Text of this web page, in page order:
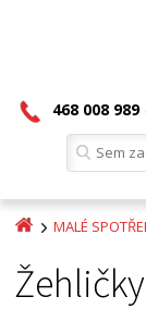
468 008 989
MALÉ